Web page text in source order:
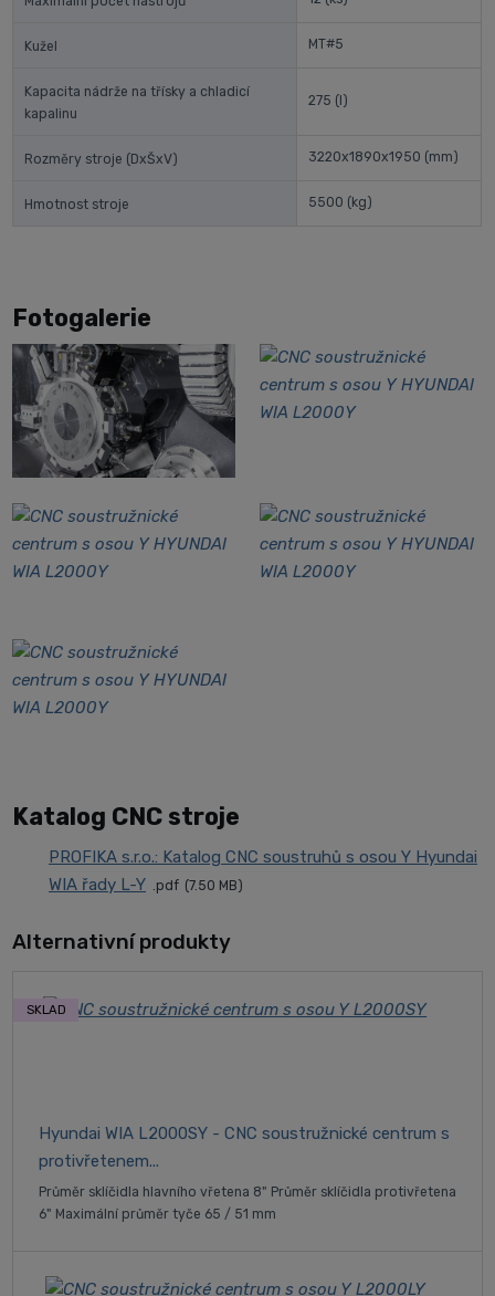
Kužel MT#5
Kapacita nádrže na třísky a chladicí
kapalinu
275 (l)
Rozměry stroje (DxŠxV) 3220x1890x1950 (mm)
Hmotnost stroje 5500 (kg)
Fotogalerie
Katalog CNC stroje
PROFIKA s.r.o.: Katalog CNC soustruhů s osou Y Hyundai
WIA řady L-Y
pdf 7.50 MB
Alternativní produkty
Hyundai WIA L2000SY - CNC soustružnické centrum s
protivřetenem...
Průměr sklíčidla hlavního vřetena 8" Průměr sklíčidla protivřetena
6" Maximální průměr tyče 65 / 51 mm
SKLAD